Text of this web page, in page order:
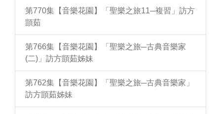
第770集【音樂花園】「聖樂之旅11─複習」訪方
顗茹
第766集【音樂花園】「聖樂之旅─古典音樂家
(二)」訪方顗茹姊妹
第762集【音樂花園】「聖樂之旅─古典音樂家」
訪方顗茹姊妹